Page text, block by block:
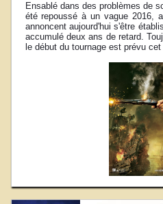
Ensablé dans des problèmes de
été repoussé à un vague 2016,
annoncent aujourd'hui s'être
accumulé deux ans de retard.
le début du tournage est prévu